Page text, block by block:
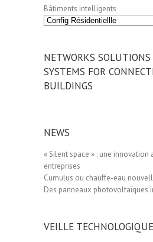
Bâtiments intelligents
NETWORKS
SYSTEMS FOR
BUILDINGS
NEWS
« Silent space » : une innovation
entreprises
Cumulus ou chauffe-eau
Des panneaux photovoltaïques
VEILLE TECHNOLOGIQUE